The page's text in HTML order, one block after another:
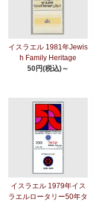
イスラエル 1981年Jewis
h Family Heritage
50円(税込)～
イスラエル 1979年イス
ラエルロータリー50年タ